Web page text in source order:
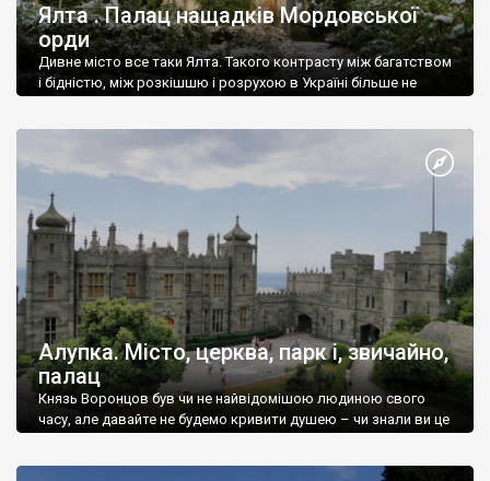
Ялта . Палац нащадків Мордовської
орди
Дивне місто все таки Ялта. Такого контрасту між багатством
і бідністю, між розкішшю і розрухою в Україні більше не
Алупка. Місто, церква, парк і, звичайно,
палац
Князь Воронцов був чи не найвідомішою людиною свого
часу, але давайте не будемо кривити душею – чи знали ви це